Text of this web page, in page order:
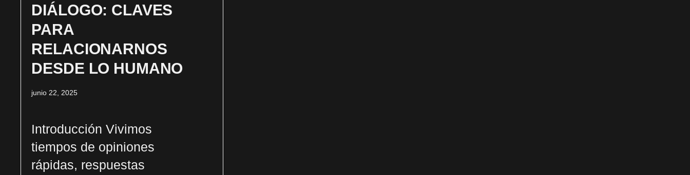
DIÁLOGO: CLAVES
PARA
RELACIONARNOS
DESDE LO HUMANO
junio 22, 2025
Introducción Vivimos
tiempos de opiniones
rápidas, respuestas